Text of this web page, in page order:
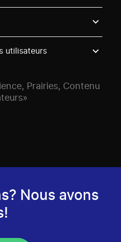
utilisateurs
Prairies, Contenu
Nous avons